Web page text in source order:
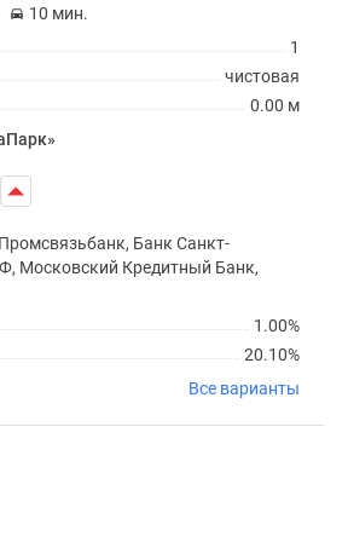
10 мин.
1
чистовая
0.00 м
Банк Санкт-
Московский Кредитный Банк,
1.00%
20.10%
Все варианты